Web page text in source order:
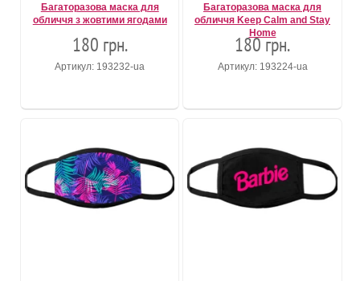
Багаторазова маска для
обличчя з жовтими ягодами
180 грн.
Артикул: 193232-ua
Багаторазова маска для
обличчя Keep Calm and Stay
Home
180 грн.
Артикул: 193224-ua